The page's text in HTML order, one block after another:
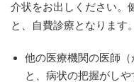
介状をお出しください。
と、自費診療となります。
他の医療機関の医師
と、病状の把握がし